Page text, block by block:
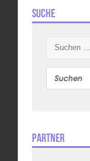
Suche
nach:
Partner